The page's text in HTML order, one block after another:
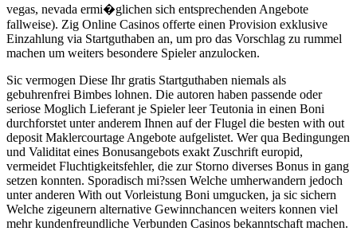
vegas, nevada ermi�glichen sich entsprechenden Angebote
fallweise). Zig Online Casinos offerte einen Provision exklusive
Einzahlung via Startguthaben an, um pro das Vorschlag zu rummel
machen um weiters besondere Spieler anzulocken.
Sic vermogen Diese Ihr gratis Startguthaben niemals als
gebuhrenfrei Bimbes lohnen. Die autoren haben passende oder
seriose Moglich Lieferant je Spieler leer Teutonia in einen Boni
durchforstet unter anderem Ihnen auf der Flugel die besten with out
deposit Maklercourtage Angebote aufgelistet. Wer qua Bedingungen
und Validitat eines Bonusangebots exakt Zuschrift europid,
vermeidet Fluchtigkeitsfehler, die zur Storno diverses Bonus in gang
setzen konnten. Sporadisch mi?ssen Welche umherwandern jedoch
unter anderen With out Vorleistung Boni umgucken, ja sic sichern
Welche zigeunern alternative Gewinnchancen weiters konnen viel
mehr kundenfreundliche Verbunden Casinos bekanntschaft machen.